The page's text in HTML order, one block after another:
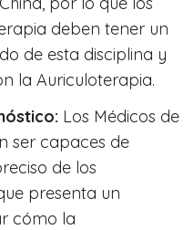
deben tener un
de esta disciplina y
la Auriculoterapia.
Los Médicos de
ser capaces de
de los
presenta un
cómo la